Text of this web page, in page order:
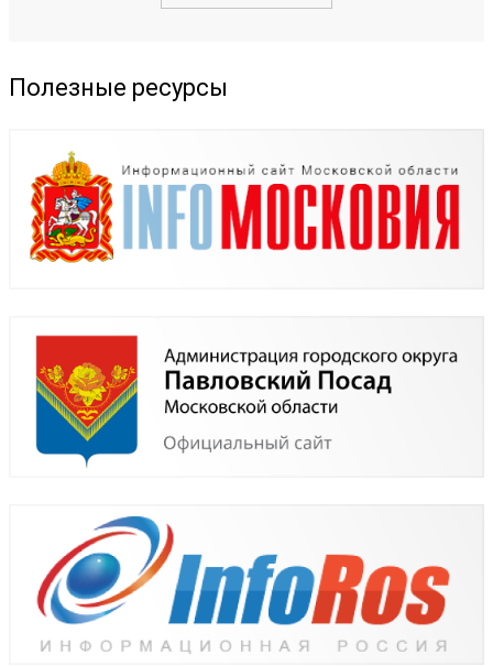
Полезные ресурсы